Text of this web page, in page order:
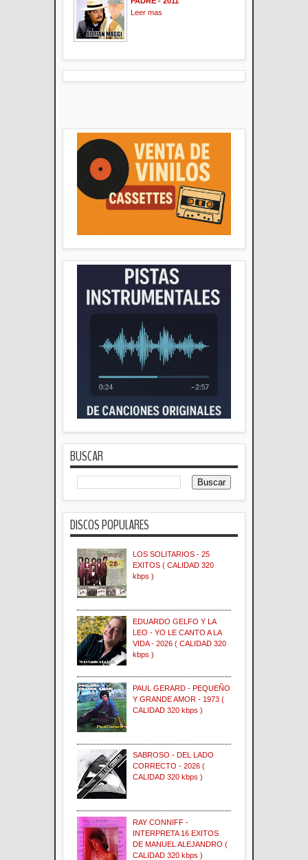
Leer mas
BUSCAR
DISCOS POPULARES
LOS SOLITARIOS - 25
EXITOS ( CALIDAD 320
kbps )
EDUARDO GELFO Y LA
LEO - YO LE CANTO A LA
VIDA - 2026 ( CALIDAD 320
kbps )
PAUL GERARD - PEQUEÑO
Y GRANDE AMOR - 1973 (
CALIDAD 320 kbps )
SABROSO - DEL LADO
CORRECTO - 2026 (
CALIDAD 320 kbps )
RAY CONNIFF -
INTERPRETA 16 EXITOS
DE MANUEL ALEJANDRO (
CALIDAD 320 kbps )